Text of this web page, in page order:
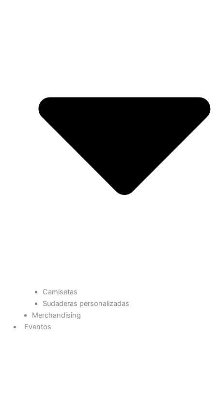
Camisetas
Sudaderas personalizadas
Merchandising
Eventos